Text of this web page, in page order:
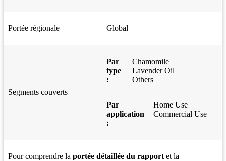
Portée régionale Global
Segments couverts
Par
type
:
Chamomile
Lavender Oil
Others
Par
application
:
Home Use
Commercial Use
Pour comprendre la portée détaillée du rapport et la